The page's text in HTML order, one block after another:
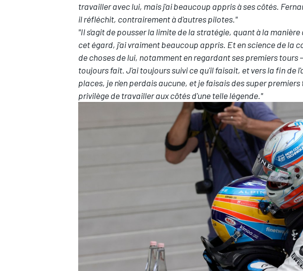
travailler avec lui, mais j'ai beaucoup appris à ses côtés.
il réfléchit, contrairement à d'autres pilotes."
"Il s'agit de pousser la limite de la stratégie, quant à la
cet égard, j'ai vraiment beaucoup appris. Et en science de la
de choses de lui, notamment en regardant ses premiers tours
toujours fait. J'ai toujours suivi ce qu'il faisait, et vers la fin de
places, je n'en perdais aucune, et je faisais des super
privilège de travailler aux côtés d'une telle légende."